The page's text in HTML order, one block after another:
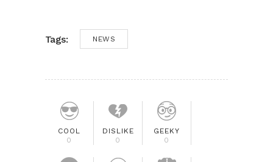
Tags: NEWS
COOL
0
DISLIKE
0
GEEKY
0